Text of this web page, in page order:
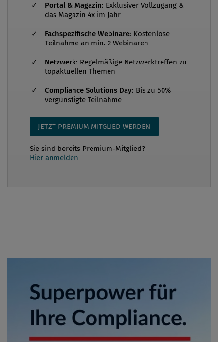
weltweit rund 8.000 Unternehmen/Organisationen
nach diesem Standard z...
Portal & Magazin: Exklusiver Vollzugang &
das Magazin 4x im Jahr
Fachspezifische Webinare: Kostenlose
Teilnahme an min. 2 Webinaren
Netzwerk: Regelmäßige Netzwerktreffen zu
topaktuellen Themen
Compliance Solutions Day: Bis zu 50%
vergünstigte Teilnahme
JETZT PREMIUM MITGLIED WERDEN
Sie sind bereits Premium-Mitglied?
Hier anmelden